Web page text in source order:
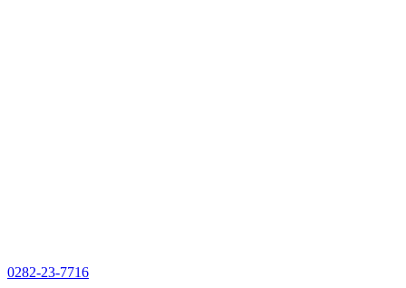
0282-23-7716